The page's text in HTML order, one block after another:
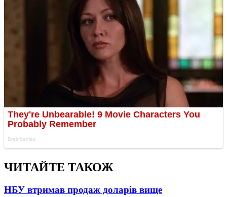
ЧИТАЙТЕ ТАКОЖ
НБУ втримав продаж доларів вище